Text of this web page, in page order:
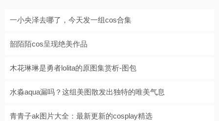
一小央泽去哪了，今天发一组cos合集
韶陌陌cos呈现绝美作品
木花琳琳是勇者lolita的原图集赏析-图包
水淼aqua漏吗？这组美图散发出独特的唯美气息
青青子ak图片大全：最新更新的cosplay精选